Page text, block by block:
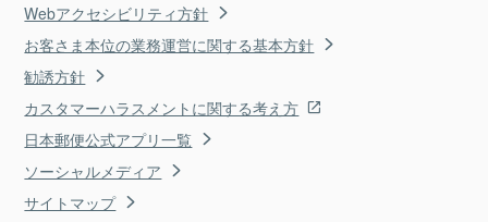
Webアクセシビリティ方針
お客さま本位の業務運営に関する基本方針
勧誘方針
カスタマーハラスメントに関する考え方
日本郵便公式アプリ一覧
ソーシャルメディア
サイトマップ